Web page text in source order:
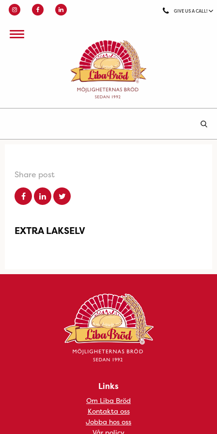
GIVE US A CALL!
Share post
EXTRA LAKSELV
Links
Om Liba Bröd
Kontakta oss
Jobba hos oss